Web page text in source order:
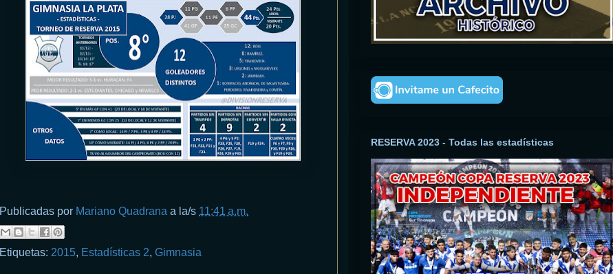
Publicadas por Mariano Quadrana a la/s 11:41 a.m.
Etiquetas: 2015, Estadísticas 2, Gimnasia
RESERVA 2023 - Todas las estadísticas